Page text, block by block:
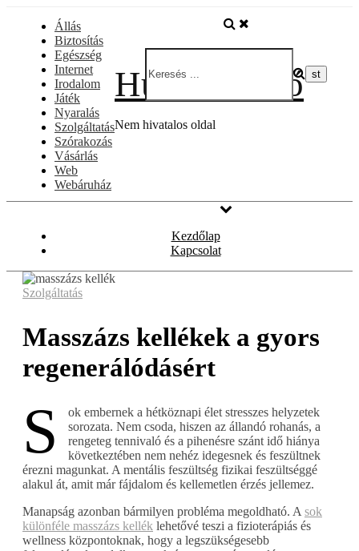
content
Állás
Biztosítás
Egészség
Internet
Irodalom
Játék
Nyaralás
Szolgáltatás
Szórakozás
Vásárlás
Web
Webáruház
Hullámfürdő
Nem hivatalos oldal
Kezdőlap
Kapcsolat
Szolgáltatás
Masszázs kellékek a gyors
regenerálódásért
S
ok embernek a hétköznapi élet stresszes helyzetek
sorozata. Nem csoda, hiszen az állandó rohanás, a
rengeteg tennivaló és a pihenésre szánt idő hiánya
következtében nem nehéz idegesnek és feszültnek
érezni magunkat. A mentális feszültség fizikai feszültséggé
alakul át, amit már fájdalom és kellemetlen érzés jellemez.
Manapság azonban bármilyen probléma megoldható. A sok
különféle masszázs kellék lehetővé teszi a fizioterápiás és
wellness központoknak, hogy a legszükségesebb